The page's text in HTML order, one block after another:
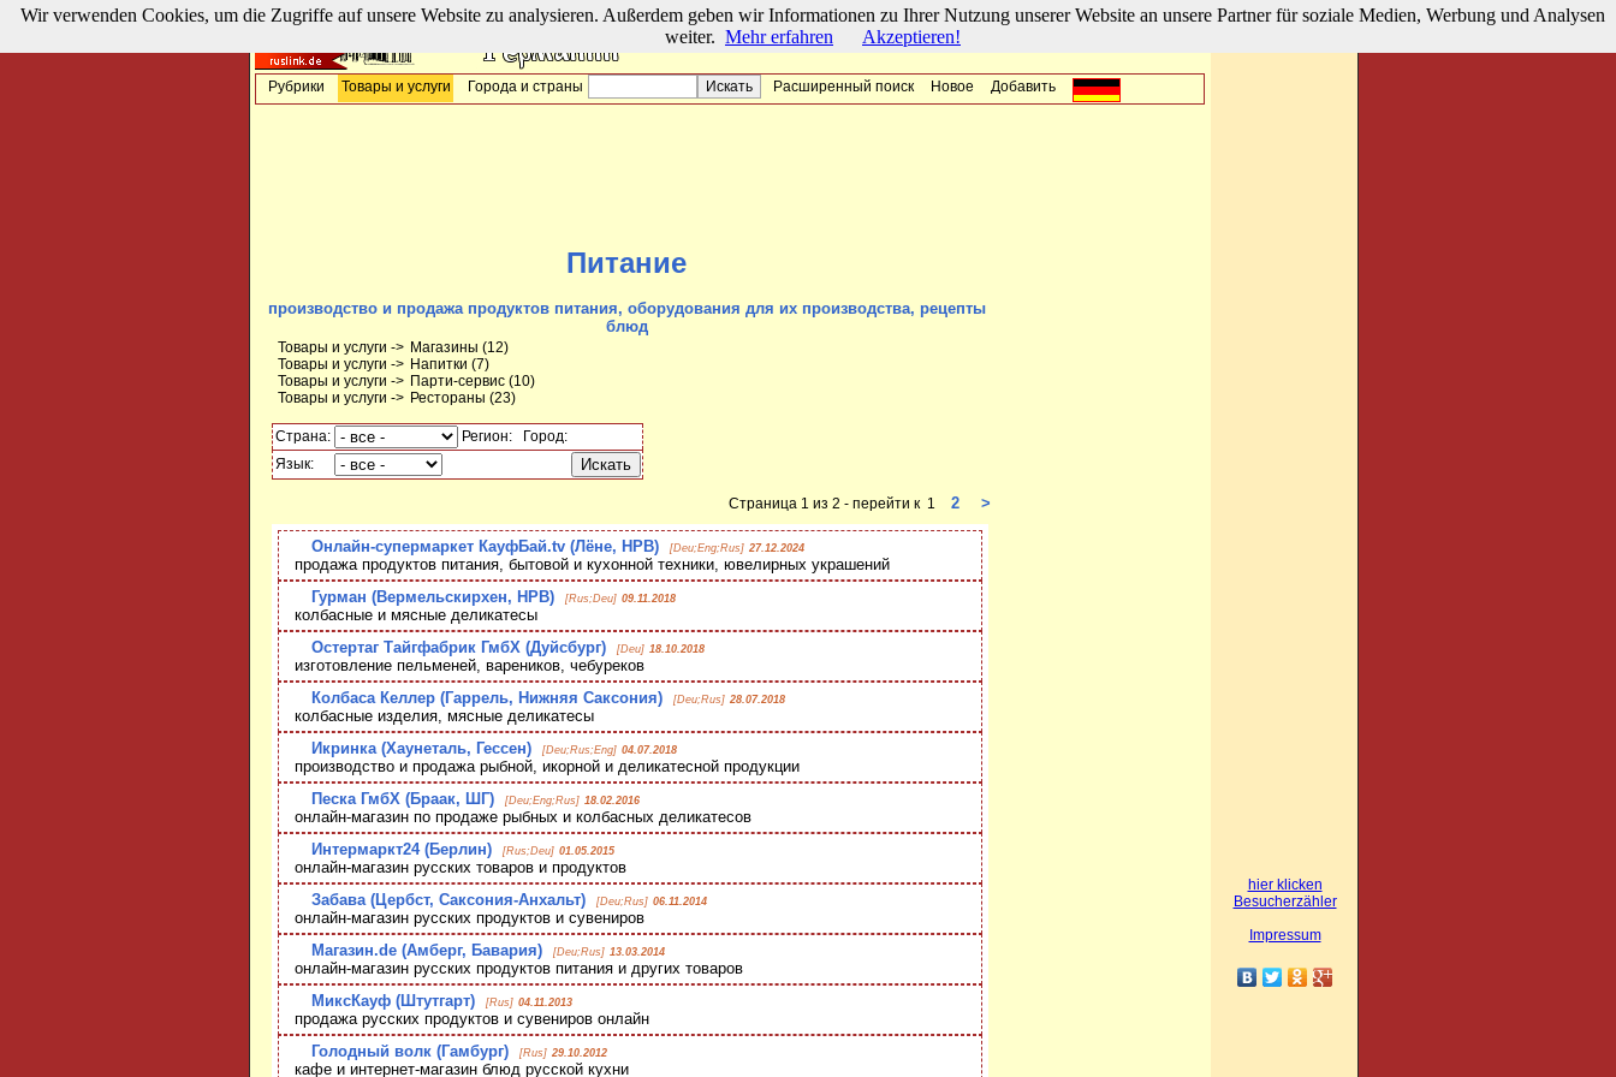
Рубрики Товары и услуги Города и страны Расширенный поиск Новое Добавить
Питание
производство и продажа продуктов питания, оборудования для их производства, рецепты
блюд
Товары и услуги -> Магазины (12)
Товары и услуги -> Напитки (7)
Товары и услуги -> Парти-сервис(10)
Товары и услуги -> Рестораны (23)
Страна: Регион:
Город:
Язык:
Страница 1 из 2 - перейти к 1 2 >
Онлайн-супермаркет КауфБай.tv (Лёне, НРВ) [Deu;Eng;Rus] 27.12.2024
продажа продуктов питания, бытовой и кухонной техники, ювелирных украшений
Гурман (Вермельскирхен, НРВ)
[Rus;Deu] 09.11.2018
колбасные и мясные деликатесы
Остертаг Тайгфабрик ГмбХ (Дуйсбург)
[Deu] 18.10.2018
изготовление пельменей, вареников, чебуреков
Колбаса Келлер (Гаррель, Нижняя Саксония)
[Deu;Rus] 28.07.2018
колбасные изделия, мясные деликатесы
Икринка (Хаунеталь, Гессен)
[Deu;Rus;Eng] 04.07.2018
производство и продажа рыбной, икорной и деликатесной продукции
Песка ГмбХ (Браак, ШГ)
[Deu;Eng;Rus] 18.02.2016
онлайн-магазин по продаже рыбных и колбасных деликатесов
Интермаркт24 (Берлин)
[Rus;Deu] 01.05.2015
онлайн-магазин русских товаров и продуктов
Забава (Цербст, Саксония-Анхальт)
[Deu;Rus] 06.11.2014
онлайн-магазин русских продуктов и сувениров
Магазин.de (Амберг, Бавария)
[Deu;Rus] 13.03.2014
онлайн-магазин русских продуктов питания и других товаров
МиксКауф (Штутгарт)
[Rus] 04.11.2013
продажа русских продуктов и сувениров онлайн
Голодный волк (Гамбург)
[Rus] 29.10.2012
кафе и интернет-магазин блюд русской кухни
hier klicken
Besucherzähler
Impressum
Wir verwenden Cookies, um die Zugriffe auf unsere Website zu analysieren. Außerdem geben wir Informationen zu Ihrer Nutzung unserer Website an unsere Partner für soziale Medien, Werbung und Analysen
weiter. Mehr erfahren Akzeptieren!